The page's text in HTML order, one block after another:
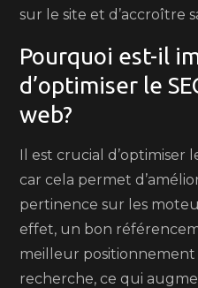
sur le site et d’accroître
Pourquoi est-il
d’optimiser le
web?
Il est crucial d’optimiser
car cela permet
pertinence sur les
effet, un bon
meilleur positionnement
recherche, ce qui